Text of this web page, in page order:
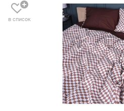
в список